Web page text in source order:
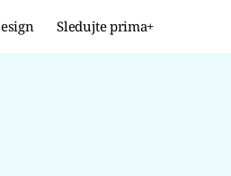
Sledujte prima+